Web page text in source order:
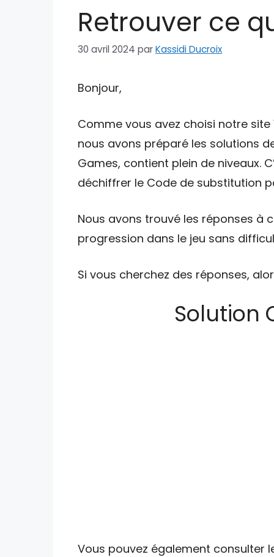
Retrouver ce
30 avril 2024 parKassidi Ducroix
Bonjour,
Comme vous avez choisi notre
nous avons préparé les solutions
Games, contient plein de niveaux.
déchiffrer le Code de substitution
Nous avons trouvé les réponses à
progression dans le jeu sans
Si vous cherchez des réponses,
Solution
Vous pouvez également consulter